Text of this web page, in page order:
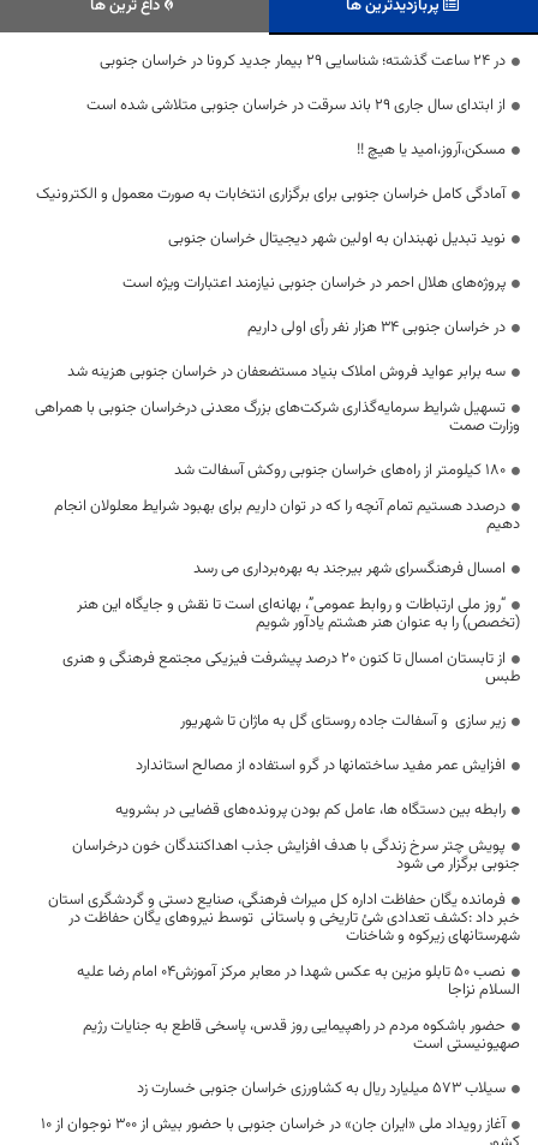
پربازدیدترین ها داغ ترین ها
در 24 ساعت گذشته؛ شناسایی 29 بیمار جدید کرونا در خراسان جنوبی
از ابتدای سال جاری ۲۹ باند سرقت در خراسان جنوبی متلاشی شده است
مسکن،آروز،امید یا هیچ !!
آمادگی کامل خراسان جنوبی برای برگزاری انتخابات به صورت معمول و الکترونیک
نوید تبدیل نهبندان به اولین شهر دیجیتال خراسان جنوبی
پروژه‌های هلال احمر در خراسان جنوبی نیازمند اعتبارات ویژه است
در خراسان جنوبی ۳۴ هزار نفر رأی اولی داریم
سه برابر عواید فروش املاک بنیاد مستضعفان در خراسان جنوبی هزینه شد
تسهیل شرایط سرمایه‌گذاری شرکت‌های بزرگ معدنی درخراسان جنوبی با همراهی
وزارت صمت
۱۸۰ کیلومتر از راه‌های خراسان جنوبی روکش آسفالت شد
درصدد هستيم تمام آنچه را که در توان داریم برای بهبود شرايط معلولان انجام
دهيم
امسال فرهنگسرای شهر بیرجند به بهره‌برداری می رسد
“روز ملی ارتباطات و روابط عمومی”، بهانه‌ای است تا نقش و جایگاه این هنر
(تخصص) را به عنوان هنر هشتم یادآور شویم
از تابستان امسال تا کنون ۲۰ درصد پیشرفت فیزیکی مجتمع فرهنگی و هنری
طبس
زیر سازی و آسفالت جاده روستای گل به ماژان تا شهریور
افزایش عمر مفید ساختمانها در گرو استفاده از مصالح استاندارد
رابطه بین دستگاه ها، عامل کم بودن پرونده‌های قضایی در بشرویه
پویش چتر سرخ زندگی با هدف افزایش جذب اهداکنندگان خون درخراسان
جنوبی برگزار می شود
فرمانده یگان حفاظت اداره کل میراث فرهنگی، صنایع دستی و گردشگری استان
خبر داد :کشف تعدادی شئ تاریخی و باستانی توسط نیروهای یگان حفاظت در
شهرستانهای زیرکوه و شاخنات
نصب ۵۰ تابلو مزین به عکس شهدا در معابر مرکز آموزش۰۴ امام رضا علیه
السلام نزاجا
حضور باشکوه مردم در راهپیمایی روز قدس، پاسخی قاطع به جنایات رژیم
صهیونیستی است
سیلاب ۵۷۳ میلیارد ریال به کشاورزی خراسان جنوبی خسارت زد
آغاز رویداد ملی «ایران جان» در خراسان جنوبی با حضور بیش از 300 نوجوان از 10